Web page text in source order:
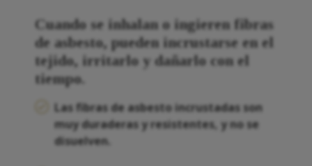
Cuando se inhalan o ingieren fibras
de asbesto, pueden incrustarse en el
tejido, irritarlo y dañarlo con el
tiempo.
Las fibras de asbesto incrustadas son
muy duraderas y resistentes, y no se
disuelven.